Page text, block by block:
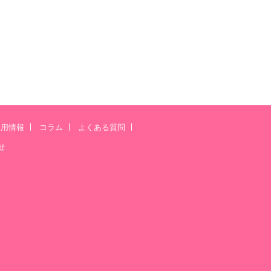
情報 コラム
よくある質問